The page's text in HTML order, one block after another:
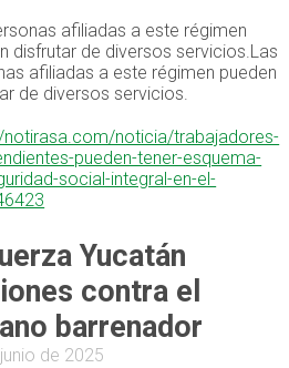
afiliadas a este régimen
disfrutar de diversos servicios.Las
afiliadas a este régimen pueden
de diversos servicios.
notirasa.com/noticia/trabajadores-
pueden-tener-esquema-
social-integral-en-el-
Yucatán
contra el
barrenador
de 2025